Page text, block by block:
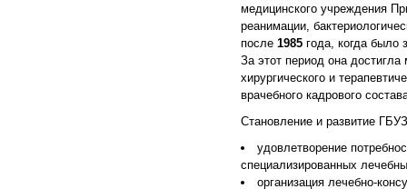
медицинского учреждения
реанимации,
после 1985 года, когда было
За этот период она
хирургического и
врачебного кадрового
Становление и развитие
удовлетворение
специализированных
организация лечебно-